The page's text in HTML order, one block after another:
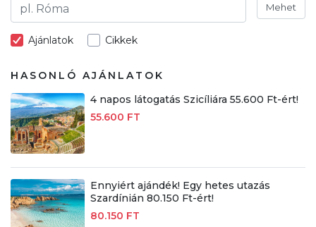
Mehet
Ajánlatok Cikkek
HASONLÓ AJÁNLATOK
4 napos látogatás Szicíliára 55.600 Ft-ért!
55.600 FT
Ennyiért ajándék! Egy hetes utazás
Szardínián 80.150 Ft-ért!
80.150 FT